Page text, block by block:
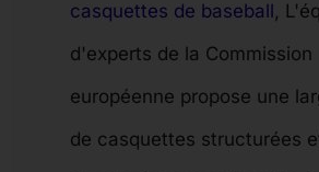
casquettes de baseball ,
d'experts de la Commission
européenne propose une
de casquettes structurées